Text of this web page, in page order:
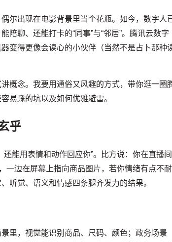
尔出现在电影背景里当个花瓶。如今，数字人
聊、还能打卡的“同事”与“邻居”。腾讯云数字
变得更像会读心的小伙伴（当然不是占卜那种
概念。我要用通俗又风趣的方式，带你逛一圈
易踩的坑以及如何优雅避雷。
乎
能用表情和动作回应你”。比方说：你在直播间
一边在屏幕上指向商品图片，若你情绪有点不耐
觉、语义和情感四条腿齐发力的结果。
里，视觉能识别商品、尺码、颜色；政务场景